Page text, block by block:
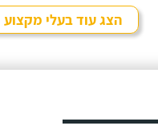
הצג עוד בעלי מקצוע